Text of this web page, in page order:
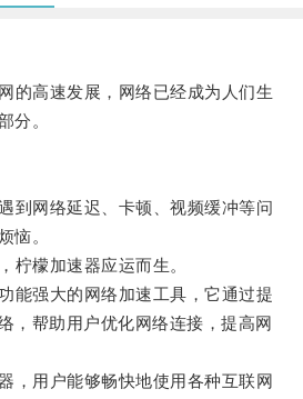
高速发展，网络已经成为人们生
分。
网络延迟、卡顿、视频缓冲等问
恼。
檬加速器应运而生。
强大的网络加速工具，它通过提
，帮助用户优化网络连接，提高网
用户能够畅快地使用各种互联网